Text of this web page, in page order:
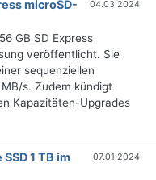
microSD-
04.03.2024
GB SD Express
veröffentlicht. Sie
sequenziellen
s. Zudem kündigt
Kapazitäten-Upgrades
1 TB im
07.01.2024